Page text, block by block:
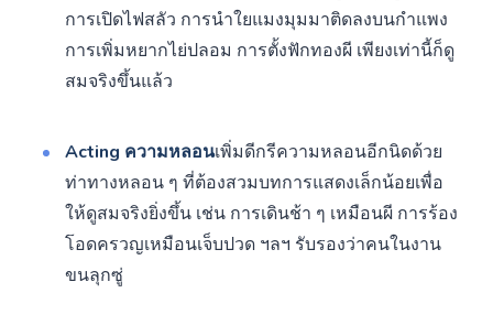
การเปิดไฟสลัว การนำใยแมงมุมมาติดลงบนกำแพง
การเพิ่มหยากไย่ปลอม การตั้งฟักทองผี เพียงเท่านี้ก็ดู
สมจริงขึ้นแล้ว
Acting ความหลอนเพิ่มดีกรีความหลอนอีกนิดด้วย
ท่าทางหลอน ๆ ที่ต้องสวมบทการแสดงเล็กน้อยเพื่อ
ให้ดูสมจริงยิ่งขึ้น เช่น การเดินช้า ๆ เหมือนผี การร้อง
โอดครวญเหมือนเจ็บปวด ฯลฯ รับรองว่าคนในงาน
ขนลุกซู่